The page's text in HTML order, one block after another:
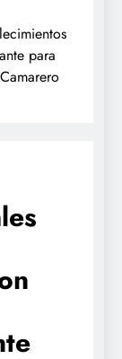
para